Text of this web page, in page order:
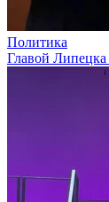
Политика
Главой